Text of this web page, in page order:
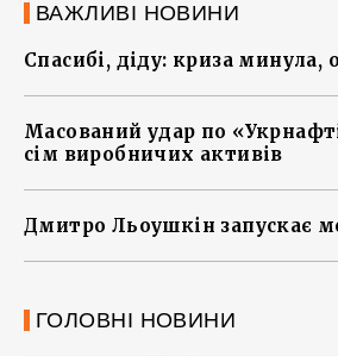
ВАЖЛИВІ НОВИНИ
Спасибі, діду: криза минула,
Масований удар по
сім виробничих активів
Дмитро Льоушкін запускає
ГОЛОВНІ НОВИНИ